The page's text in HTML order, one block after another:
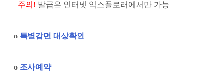
주의! 발급은 인터넷 익스플로러에서만 가능
ο 특별감면 대상확인
ο 조사예약